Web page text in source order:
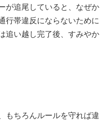
が追尾していると、なぜか
行帯違反にならないために
追い越し完了後、すみやか
もちろんルールを守れば違